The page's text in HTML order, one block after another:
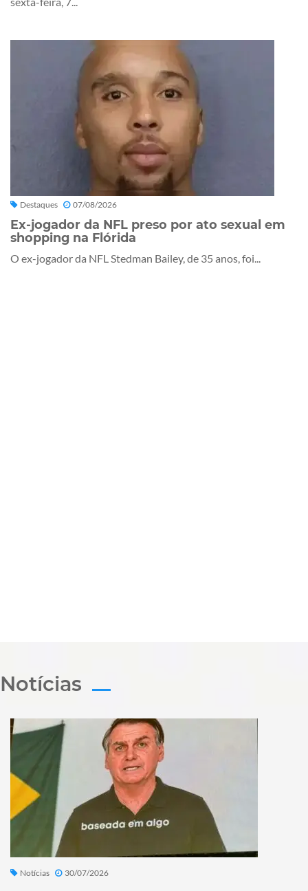
Destaques 07/08/2026
Ex-jogador da NFL preso por ato sexual em
shopping na Flórida
O ex-jogador da NFL Stedman Bailey, de 35 anos, foi...
Notícias
Notícias 30/07/2026